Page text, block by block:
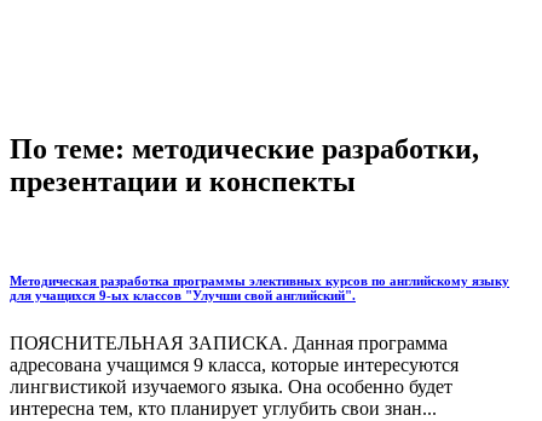
По теме: методические разработки,
презентации и конспекты
Методическая разработка программы элективных курсов по английскому языку
для учащихся 9-ых классов "Улучши свой английский".
ПОЯСНИТЕЛЬНАЯ ЗАПИСКА. Данная программа
адресована учащимся 9 класса, которые интересуются
лингвистикой изучаемого языка. Она особенно будет
интересна тем, кто планирует углубить свои знан...